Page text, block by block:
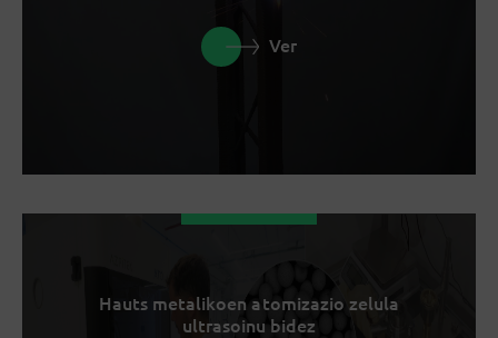
Ver
Hauts metalikoen atomizazio zelula
ultrasoinu bidez